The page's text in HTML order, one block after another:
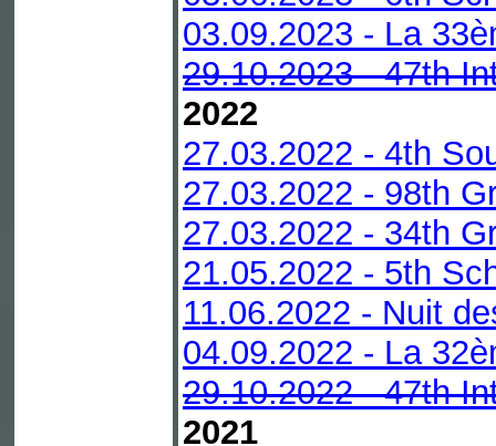
03.09.2023 - La
29.10.2023 - 47th
2022
27.03.2022 - 4th
27.03.2022 - 98th
27.03.2022 - 34th
21.05.2022 - 5th
11.06.2022 - Nuit
04.09.2022 - La
29.10.2022 - 47th
2021